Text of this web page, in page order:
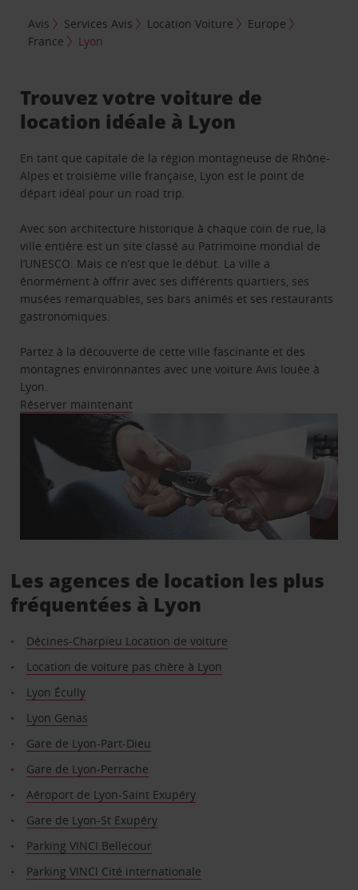
Avis Services Avis Location Voiture
Europe
France
Lyon
Trouvez votre voiture de
location idéale à Lyon
En tant que capitale de la région montagneuse de Rhône-
Alpes et troisième ville française, Lyon est le point de
départ idéal pour un road trip.
Avec son architecture historique à chaque coin de rue, la
ville entière est un site classé au Patrimoine mondial de
l’UNESCO. Mais ce n’est que le début. La ville a
énormément à offrir avec ses différents quartiers, ses
musées remarquables, ses bars animés et ses restaurants
gastronomiques.
Partez à la découverte de cette ville fascinante et des
montagnes environnantes avec une voiture Avis louée à
Lyon.
Réserver maintenant
Les agences de location les plus
fréquentées à Lyon
Décines-Charpieu Location de voiture
Location de voiture pas chère à Lyon
Lyon Écully
Lyon Genas
Gare de Lyon-Part-Dieu
Gare de Lyon-Perrache
Aéroport de Lyon-Saint Exupéry
Gare de Lyon-St Exupéry
Parking VINCI Bellecour
Parking VINCI Cité internationale